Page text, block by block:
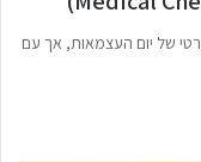
של יום העצמאות, אך עם